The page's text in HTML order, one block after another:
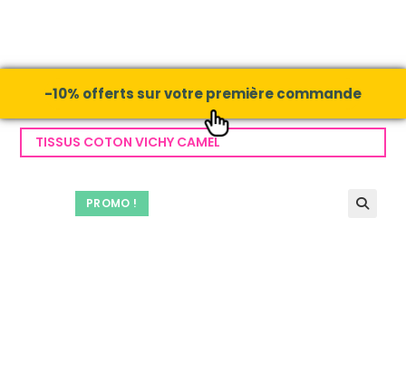
-10% offerts sur votre première commande
PROMO !
TISSUS COTON VICHY CAMEL